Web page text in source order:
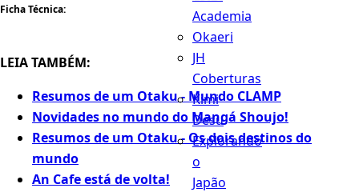
Academia
Okaeri
JH
Coberturas
Kimi
Desu
Explorando
o
Japão
Ficha Técnica:
LEIA TAMBÉM:
Resumos de um Otaku - Mundo CLAMP
Novidades no mundo do Mangá Shoujo!
Resumos de um Otaku - Os dois destinos do
mundo
An Cafe está de volta!